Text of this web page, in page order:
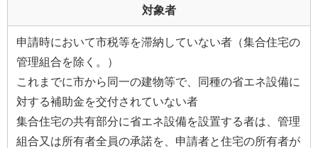
対象者
申請時において市税等を滞納していない者（集合住宅の
管理組合を除く。）
これまでに市から同一の建物等で、同種の省エネ設備に
対する補助金を交付されていない者
集合住宅の共有部分に省エネ設備を設置する者は、管理
組合又は所有者全員の承諾を、申請者と住宅の所有者が